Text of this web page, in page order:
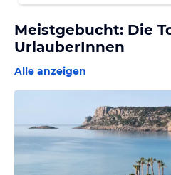
Meistgebucht: Die
UrlauberInnen
Alle anzeigen